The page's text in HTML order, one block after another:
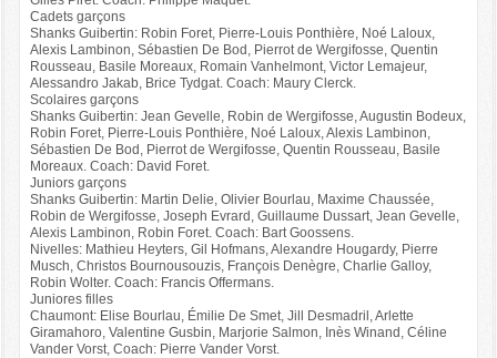
Cadets garçons
Shanks Guibertin: Robin Foret, Pierre-Louis Ponthière, Noé Laloux,
Alexis Lambinon, Sébastien De Bod, Pierrot de Wergifosse, Quentin
Rousseau, Basile Moreaux, Romain Vanhelmont, Victor Lemajeur,
Alessandro Jakab, Brice Tydgat. Coach: Maury Clerck.
Scolaires garçons
Shanks Guibertin: Jean Gevelle, Robin de Wergifosse, Augustin Bodeux,
Robin Foret, Pierre-Louis Ponthière, Noé Laloux, Alexis Lambinon,
Sébastien De Bod, Pierrot de Wergifosse, Quentin Rousseau, Basile
Moreaux. Coach: David Foret.
Juniors garçons
Shanks Guibertin: Martin Delie, Olivier Bourlau, Maxime Chaussée,
Robin de Wergifosse, Joseph Evrard, Guillaume Dussart, Jean Gevelle,
Alexis Lambinon, Robin Foret. Coach: Bart Goossens.
Nivelles: Mathieu Heyters, Gil Hofmans, Alexandre Hougardy, Pierre
Musch, Christos Bournousouzis, François Denègre, Charlie Galloy,
Robin Wolter. Coach: Francis Offermans.
Juniores filles
Chaumont: Elise Bourlau, Émilie De Smet, Jill Desmadril, Arlette
Giramahoro, Valentine Gusbin, Marjorie Salmon, Inès Winand, Céline
Vander Vorst, Coach: Pierre Vander Vorst.